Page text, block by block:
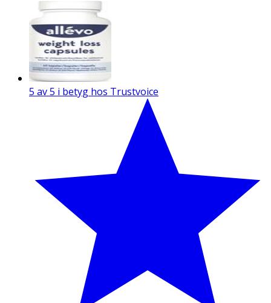
5 av 5 i betyg hos Trustvoice